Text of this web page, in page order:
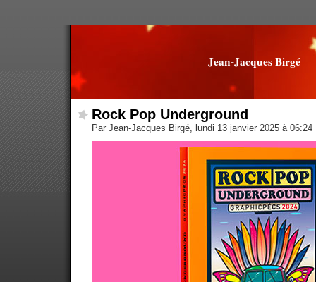
Jean-Jacques Birgé
Rock Pop Underground
Par Jean-Jacques Birgé, lundi 13 janvier 2025 à 06:24